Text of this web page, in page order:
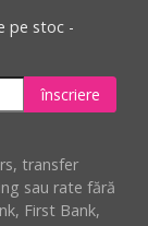
pe stoc -
înscriere
transfer
sau rate fără
First Bank,